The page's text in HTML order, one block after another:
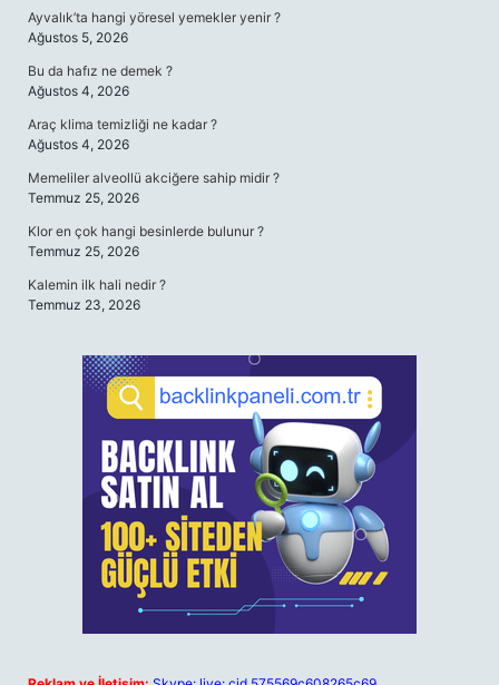
Ayvalık’ta hangi yöresel yemekler yenir ?
Ağustos 5, 2026
Bu da hafız ne demek ?
Ağustos 4, 2026
Araç klima temizliği ne kadar ?
Ağustos 4, 2026
Memeliler alveollü akciğere sahip midir ?
Temmuz 25, 2026
Klor en çok hangi besinlerde bulunur ?
Temmuz 25, 2026
Kalemin ilk hali nedir ?
Temmuz 23, 2026